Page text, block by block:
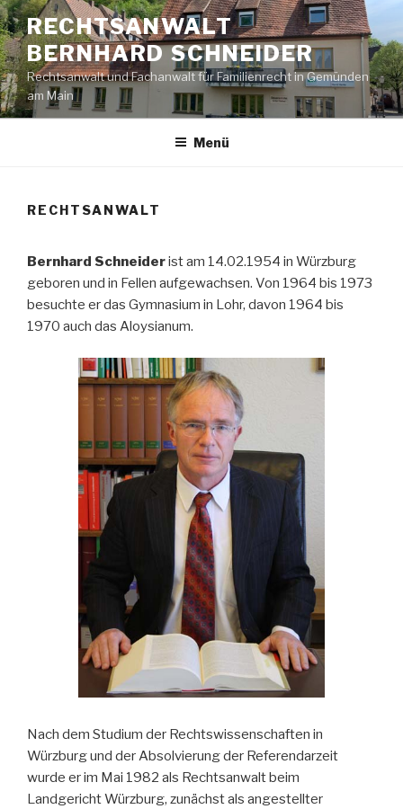
Zum
Inhalt
springen
RECHTSANWALT
BERNHARD SCHNEIDER
Rechtsanwalt und Fachanwalt für Familienrecht in Gemünden
am Main
Menü
RECHTSANWALT
Bernhard Schneiderist am 14.02.1954 in Würzburg
geboren und in Fellen aufgewachsen. Von 1964 bis 1973
besuchte er das Gymnasium in Lohr, davon 1964 bis
1970 auch das Aloysianum.
Nach dem Studium der Rechtswissenschaften in
Würzburg und der Absolvierung der Referendarzeit
wurde er im Mai 1982 als Rechtsanwalt beim
Landgericht Würzburg, zunächst als angestellter